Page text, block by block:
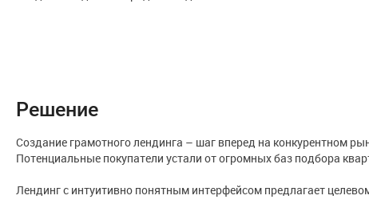
Решение
Создание грамотного лендинга – шаг вперед на конкурентном
Потенциальные покупатели устали от огромных баз подбора
Лендинг с интуитивно понятным интерфейсом предлагает